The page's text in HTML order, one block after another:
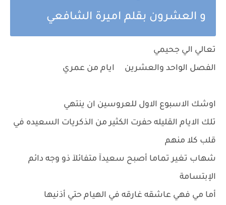
و العشرون بقلم اميرة الشافعي
تعالي الي جحيمي
الفصل الواحد والعشرين ايام من عمري
اوشك الاسبوع الاول للعروسين ان ينتهي
تلك الايام القليله حفرت الكثير من الذكريات السعيده في
قلب كلا منهم
شهاب تغير تماما أصبح سعيدآ متفائلآ ذو وجه دائم
الإبتسامة
أما مي فهي عاشقه غارقه في الهيام حتي أذنيها